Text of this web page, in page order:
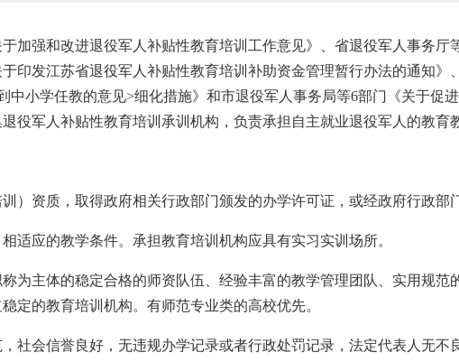
加强和改进退役军人补贴性教育培训工作意见》、省退役军人事务
印发江苏省退役军人补贴性教育培训补助资金管理暂行办法的通知
中小学任教的意见>细化措施》和市退役军人事务局等6部门《关于促
役军人补贴性教育培训承训机构，负责承担自主就业退役军人的教育
）资质，取得政府相关行政部门颁发的办学许可证，或经政府行政
适应的教学条件。承担教育培训机构应具有实习实训场所。
称为主体的稳定合格的师资队伍、经验丰富的教学管理团队、实用规
定的教育培训机构。有师范专业类的高校优先。
社会信誉良好，无违规办学记录或者行政处罚记录，法定代表人无不